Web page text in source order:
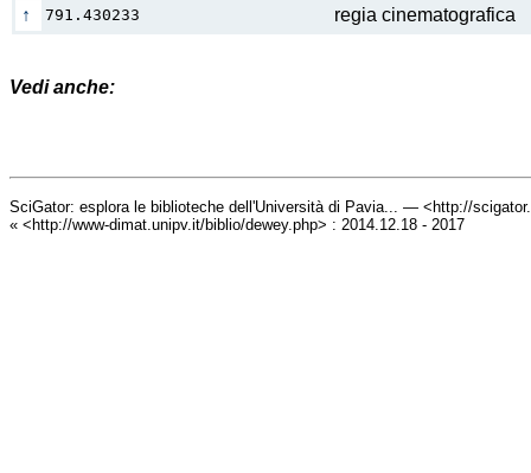
↑ 791.430233 regia
Vedi anche:
SciGator: esplora le biblioteche dell'Università di Pavia... — <http://
« <http://www-dimat.unipv.it/biblio/dewey.php> : 2014.12.18 - 2017